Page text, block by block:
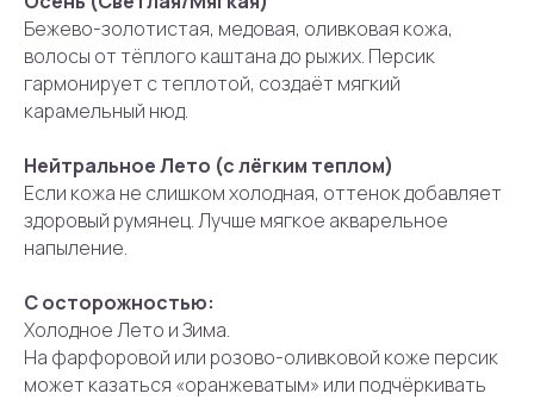
Бежево-золотистая, медовая, оливковая кожа,
волосы от тёплого каштана до рыжих. Персик
гармонирует с теплотой, создаёт мягкий
карамельный нюд.
Нейтральное Лето (с лёгким теплом)
Если кожа не слишком холодная, оттенок добавляет
здоровый румянец. Лучше мягкое акварельное
напыление.
С осторожностью:
Холодное Лето и Зима.
На фарфоровой или розово-оливковой коже персик
может казаться «оранжеватым» или подчёркивать